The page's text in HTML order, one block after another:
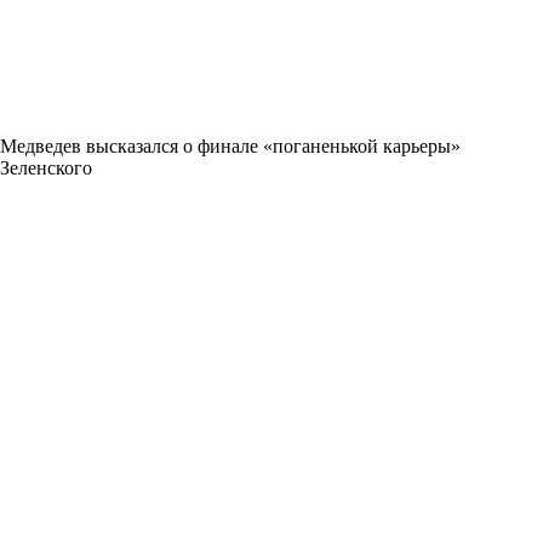
Медведев высказался о финале «поганенькой карьеры»
Зеленского